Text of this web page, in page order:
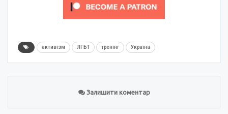
активізм ЛГБТ тренінг Україна
Залишити коментар